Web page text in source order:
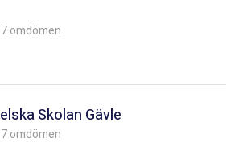
omdömen
Skolan Gävle
omdömen